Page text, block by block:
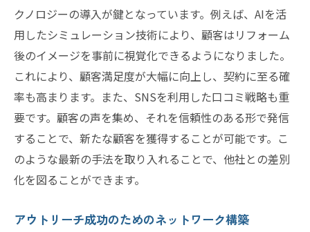
クノロジーの導入が鍵となっています。例えば、AIを活
用したシミュレーション技術により、顧客はリフォーム
後のイメージを事前に視覚化できるようになりました。
これにより、顧客満足度が大幅に向上し、契約に至る確
率も高まります。また、SNSを利用した口コミ戦略も重
要です。顧客の声を集め、それを信頼性のある形で発信
することで、新たな顧客を獲得することが可能です。こ
のような最新の手法を取り入れることで、他社との差別
化を図ることができます。
アウトリーチ成功のためのネットワーク構築